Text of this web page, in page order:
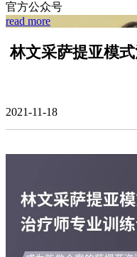
官方公众号
read more
林文采萨提亚模
2021-11-18